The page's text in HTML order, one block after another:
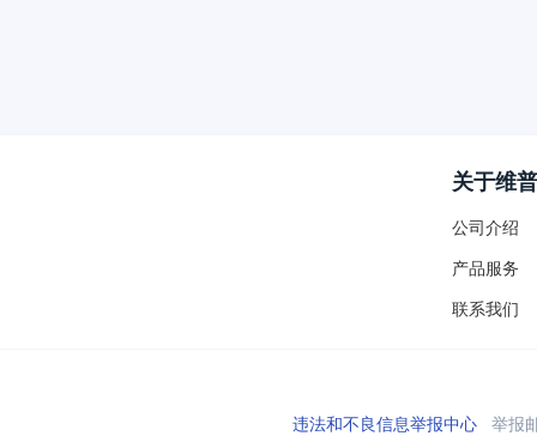
关于维普
公司介绍
产品服务
联系我们
违法和不良信息举报中心举报